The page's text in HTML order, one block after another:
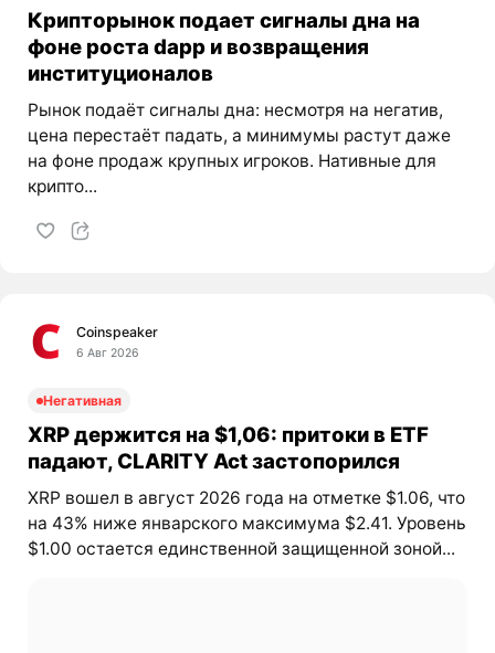
Крипторынок подает сигналы дна на
фоне роста dapp и возвращения
институционалов
Рынок подаёт сигналы дна: несмотря на негатив,
цена перестаёт падать, а минимумы растут даже
на фоне продаж крупных игроков. Нативные для
крипто...
Coinspeaker
6 Авг 2026
Негативная
XRP держится на $1,06: притоки в ETF
падают, CLARITY Act застопорился
XRP вошел в август 2026 года на отметке $1.06, что
на 43% ниже январского максимума $2.41. Уровень
$1.00 остается единственной защищенной зоной...